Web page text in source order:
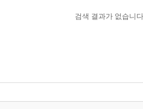
검색 결과가 없습니